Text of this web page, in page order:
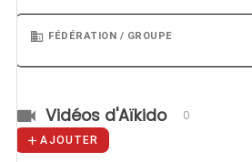
FÉDÉRATION / GROUPE
Vidéos d'Aïkido 0
AJOUTER